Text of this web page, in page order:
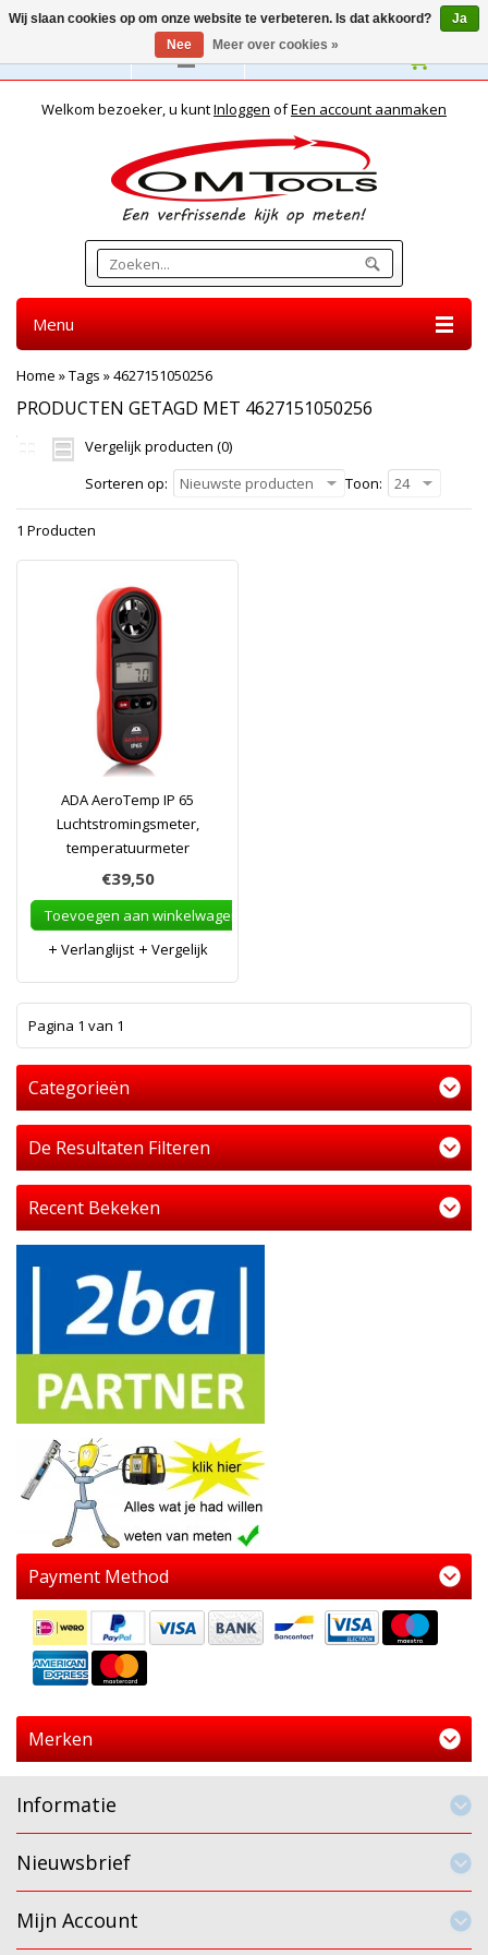
Nederlands
Welkom bezoeker, u kuntInloggen ofEen account aanmaken
Menu
Home »Tags »4627151050256
PRODUCTEN GETAGD MET 4627151050256
Vergelijk producten (0)
Sorteren op:
Nieuwste producten Toon: 24
1 Producten
ADA AeroTemp IP 65
Luchtstromingsmeter,
temperatuurmeter
€39,50
Toevoegen aan winkelwagen
Verlanglijst
Vergelijk
Pagina 1 van 1
Categorieën
De Resultaten Filteren
Recent Bekeken
Payment Method
Merken
Informatie
Nieuwsbrief
Mijn Account
Wij slaan cookies op om onze website te verbeteren. Is dat akkoord?
Ja
Nee
Meer over cookies »